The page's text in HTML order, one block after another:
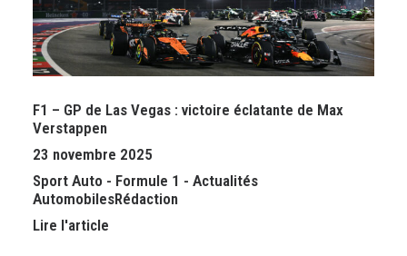
F1 – GP de Las Vegas : victoire éclatante de Max
Verstappen
23 novembre 2025
Sport Auto - Formule 1 - Actualités
AutomobilesRédaction
Lire l'article